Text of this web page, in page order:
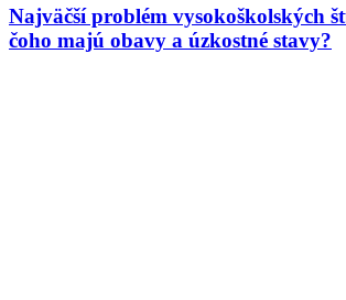
Najväčší problém vysokoškolských
čoho majú obavy a úzkostné stavy?